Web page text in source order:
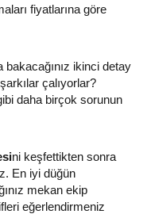
fiyatlarına göre
ikinci detay
çalıyorlar?
daha birçok sorunun
ni keşfettikten sonra
En iyi düğün
mekan ekip
eğerlendirmeniz